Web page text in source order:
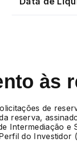
às
de
reserva,
Intermediação e
do Investidor